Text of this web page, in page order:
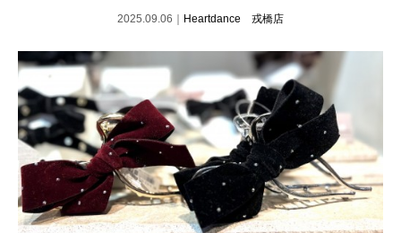
2025.09.06｜ Heartdance 戎橋店